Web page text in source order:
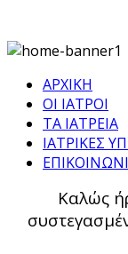
ΑΡΧΙΚΗ
ΟΙ ΙΑΤΡΟΙ
ΤΑ ΙΑΤΡΕΙΑ
ΙΑΤΡΙΚΕΣ
Καλώς